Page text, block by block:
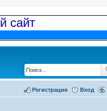
сайт
Вход
Регистрация